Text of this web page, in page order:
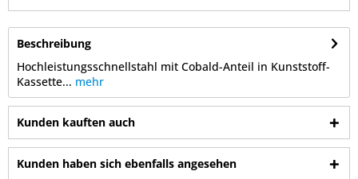
Beschreibung
Hochleistungsschnellstahl mit Cobald-Anteil in Kunststoff-
Kassette... mehr
Kunden kauften auch
Kunden haben sich ebenfalls angesehen